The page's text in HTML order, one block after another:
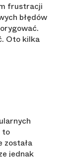
frustracji
błędów
Oto kilka
to
została
jednak